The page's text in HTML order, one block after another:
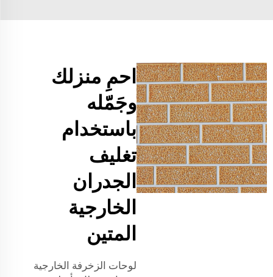
احمِ منزلك
وجَمّله
باستخدام
تغليف
الجدران
الخارجية
المتين
لوحات الزخرفة الخارجية